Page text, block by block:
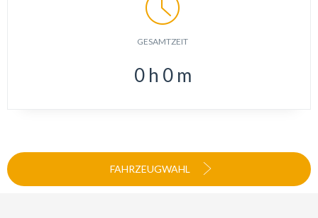
GESAMTZEIT
0 h 0 m
FAHRZEUGWAHL